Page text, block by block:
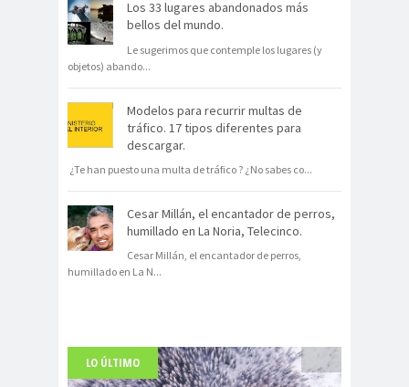
Los 33 lugares abandonados más
bellos del mundo.
Le sugerimos que contemple los lugares (y
objetos) abando...
Modelos para recurrir multas de
tráfico. 17 tipos diferentes para
descargar.
¿Te han puesto una multa de tráfico ? ¿No sabes co...
Cesar Millán, el encantador de perros,
humillado en La Noria, Telecinco.
Cesar Millán, el encantador de perros,
humillado en La N...
LO ÚLTIMO